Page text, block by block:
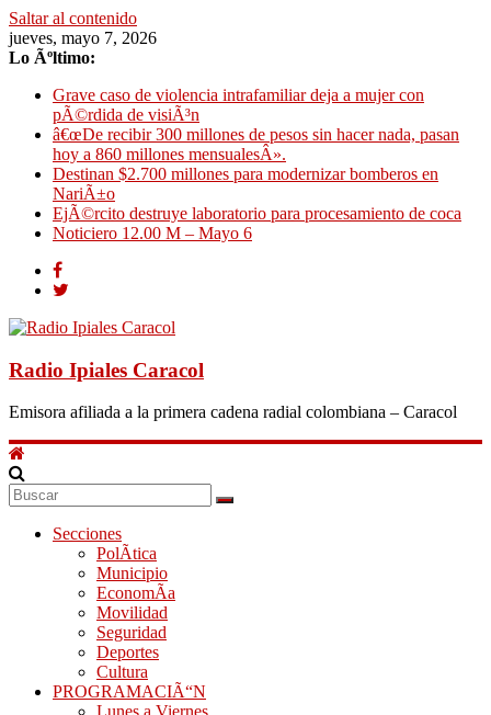
Saltar al contenido
jueves, mayo 7, 2026
Lo Ãºltimo:
Grave caso de violencia intrafamiliar deja a mujer con
pÃ©rdida de visiÃ³n
â€œDe recibir 300 millones de pesos sin hacer nada, pasan
hoy a 860 millones mensualesÂ».
Destinan $2.700 millones para modernizar bomberos en
NariÃ±o
EjÃ©rcito destruye laboratorio para procesamiento de coca
Noticiero 12.00 M – Mayo 6
Radio Ipiales Caracol
Emisora afiliada a la primera cadena radial colombiana – Caracol
Secciones
PolÃ­tica
Municipio
EconomÃ­a
Movilidad
Seguridad
Deportes
Cultura
PROGRAMACIÃ“N